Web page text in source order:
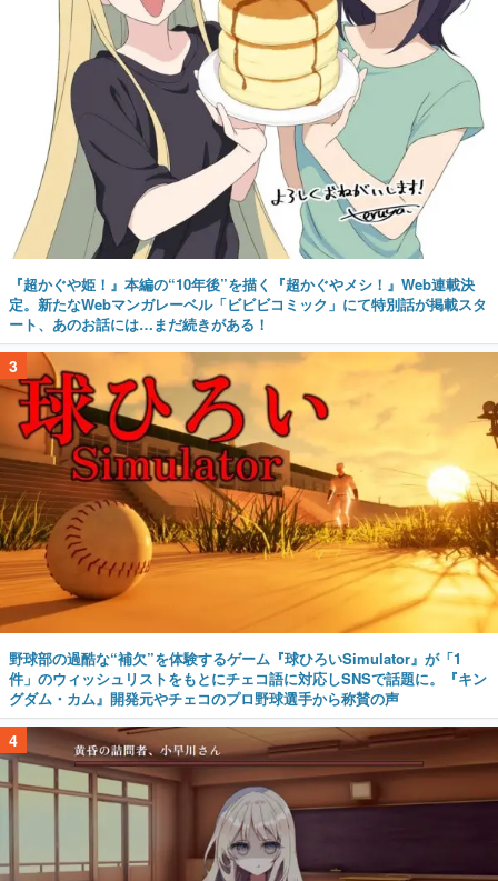
『超かぐや姫！』本編の“10年後”を描く『超かぐやメシ！』Web連載決
定。新たなWebマンガレーベル「ビビビコミック」にて特別話が掲載スタ
ート、あのお話には…まだ続きがある！
3
野球部の過酷な“補欠”を体験するゲーム『球ひろいSimulator』が「1
件」のウィッシュリストをもとにチェコ語に対応しSNSで話題に。『キン
グダム・カム』開発元やチェコのプロ野球選手から称賛の声
4